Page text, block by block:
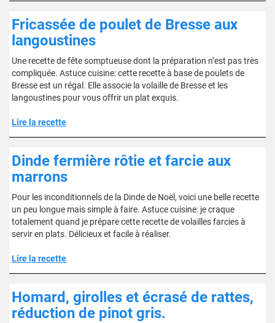
Fricassée de poulet de Bresse aux
langoustines
Une recette de fête somptueuse dont la préparation n’est pas très
compliquée. Astuce cuisine: cette recette à base de poulets de
Bresse est un régal. Elle associe la volaille de Bresse et les
langoustines pour vous offrir un plat exquis.
Lire la recette
Dinde fermière rôtie et farcie aux
marrons
Pour les inconditionnels de la Dinde de Noël, voici une belle recette
un peu longue mais simple à faire. Astuce cuisine: je craque
totalement quand je prépare cette recette de volailles farcies à
servir en plats. Délicieux et facile à réaliser.
Lire la recette
Homard, girolles et écrasé de rattes,
réduction de pinot gris.